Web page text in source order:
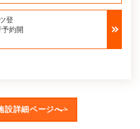
登
約開
設詳細ページへ